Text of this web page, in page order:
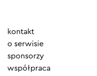
Element
menu
kontakt
o serwisie
sponsorzy
współpraca